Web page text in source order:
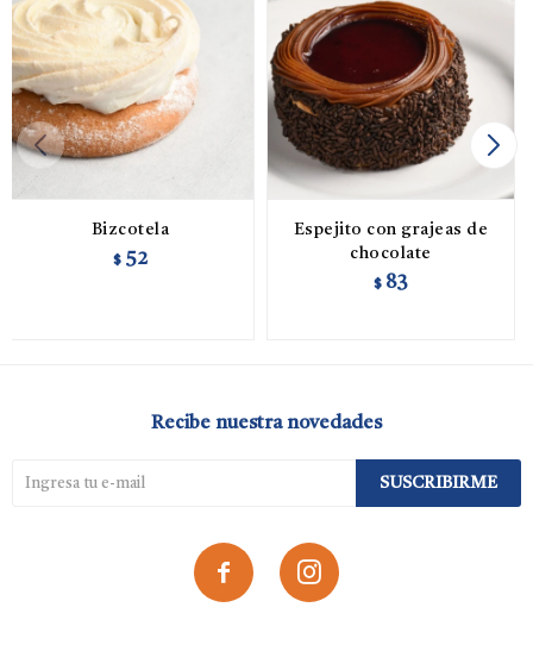
Bizcotela
$ 52
Espejito con grajeas de
chocolate
$ 83
Recibe nuestra novedades
SUSCRIBIRME
 